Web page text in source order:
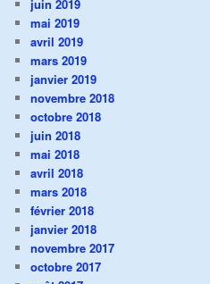
juin 2019
mai 2019
avril 2019
mars 2019
janvier 2019
novembre 2018
octobre 2018
juin 2018
mai 2018
avril 2018
mars 2018
février 2018
janvier 2018
novembre 2017
octobre 2017